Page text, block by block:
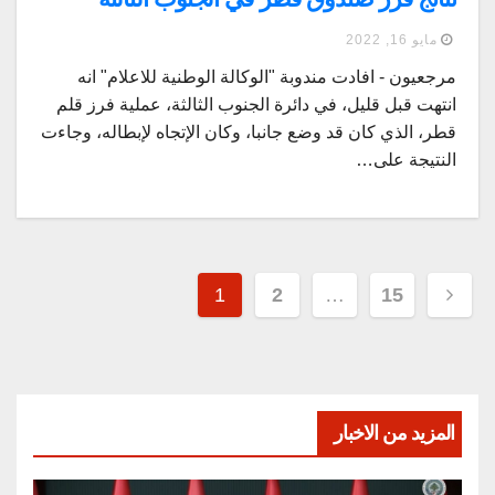
مايو 16, 2022
مرجعيون - افادت مندوبة "الوكالة الوطنية للاعلام" انه
انتهت قبل قليل، في دائرة الجنوب الثالثة، عملية فرز قلم
قطر، الذي كان قد وضع جانبا، وكان الإتجاه لإبطاله، وجاءت
النتيجة على…
Posts
pagination
1 2 … 15
المزيد من الاخبار